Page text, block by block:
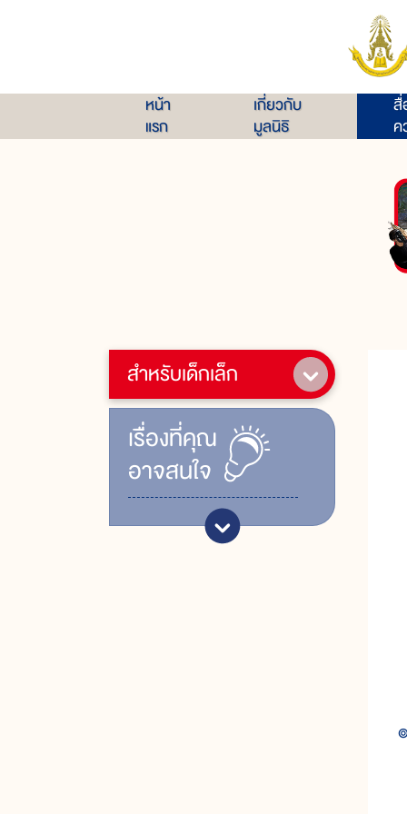
หน้า
แรก
เกี่ยวกับ
มูลนิธิ
สื่
ค
สำหรับเด็กเล็ก
เรื่ิองที่คุณ
อาจสนใจ